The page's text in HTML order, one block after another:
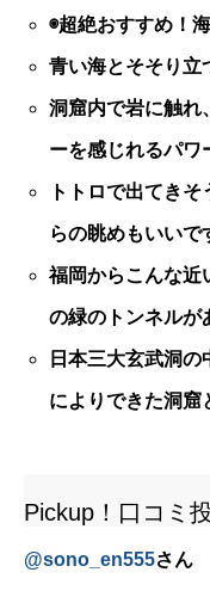
◉超絶おすすめ！
青い海とそそり立
洞窟内で岩に触れ
ーを感じれるパワ
トトロで出てき
らの眺めもいいで
福岡からこんな近
の緑のトンネルが
日本三大玄武洞
によりできた洞窟
Pickup！口コミ
@sono_en555さん